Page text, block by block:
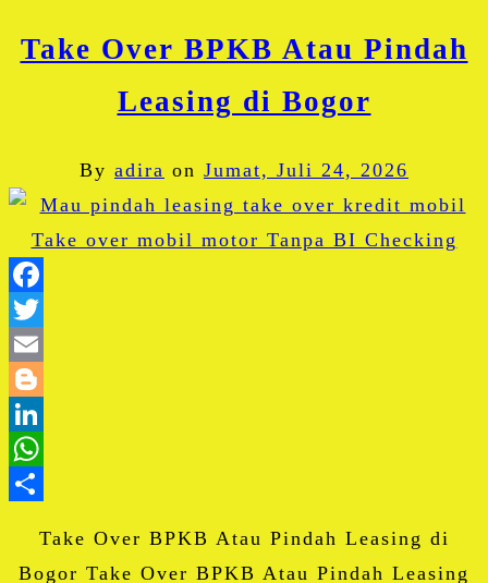
Take Over BPKB Atau Pindah
Leasing di Bogor
By adira on Jumat, Juli 24, 2026
Take Over BPKB Atau Pindah Leasing di
Bogor Take Over BPKB Atau Pindah Leasing